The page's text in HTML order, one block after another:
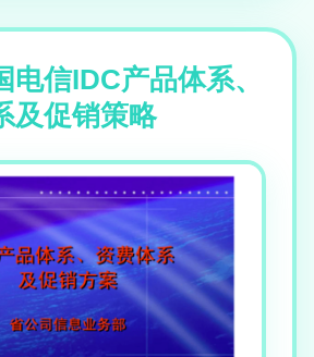
电信IDC产品体系、
及促销策略